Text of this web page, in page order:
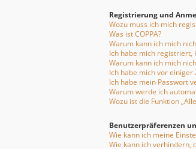
Registrierung und
Wozu muss ich mich
Was ist COPPA?
Warum kann ich mich
Ich habe mich registriert,
Warum kann ich mich
Ich habe mich vor
Ich habe mein Passwort
Warum werde ich
Wozu ist die Funktion
Benutzerpräferenzen
Wie kann ich meine
Wie kann ich verhindern,